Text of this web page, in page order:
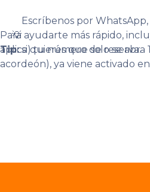
Escríbenos por WhatsApp,
Para ayudarte más rápido,
aplica) tu número de
💡
Tip:si quieres que solo se abra
acordeón), ya viene activado